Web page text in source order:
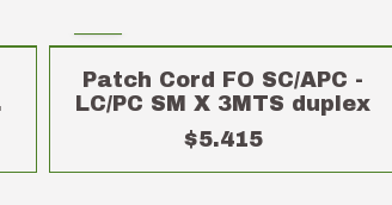
Patch Cord FO SC/APC -
LC/PC SM X 3MTS duplex
$5.415